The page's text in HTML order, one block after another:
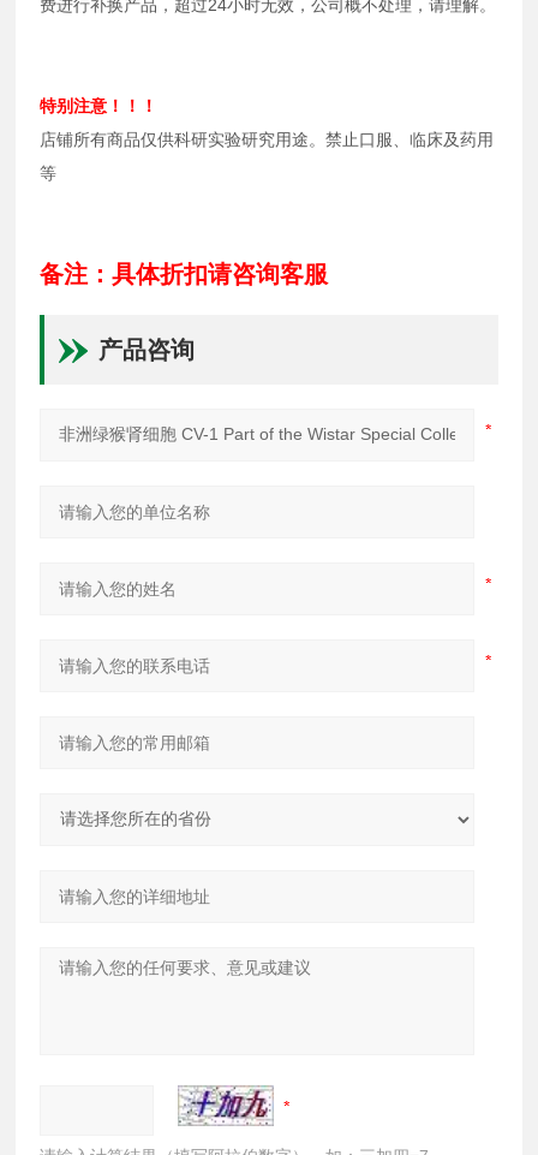
费进行补换产品，超过24小时无效，公司概不处理，请理解。
特别注意！！！
店铺所有商品仅供科研实验研究用途。禁止口服、临床及药用
等
备注：具体折扣请咨询客服
产品咨询